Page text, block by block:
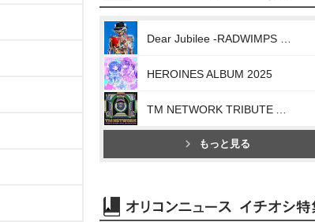
HEROINES ALBUM 2025
もっと見る